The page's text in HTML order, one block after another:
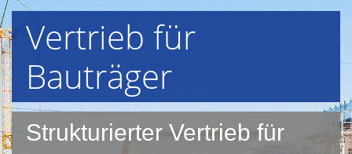
Vertrieb für
Bauträger
Strukturierter Vertrieb für